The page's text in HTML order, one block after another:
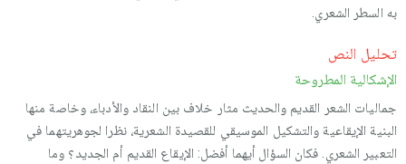
به السطر الشعري.
تحليل النص
الإشكالية المطروحة
جماليات الشعر القديم والحديث مثار خلاف بين النقاد والأدباء، وخاصة منها
البنية الإيقاعية والتشكيل الموسيقي للقصيدة الشعرية، نظرا لجوهريتهما في
التعبير الشعري. فكان السؤال أيهما أفضل: الإيقاع القديم أم الجديد؟ وما